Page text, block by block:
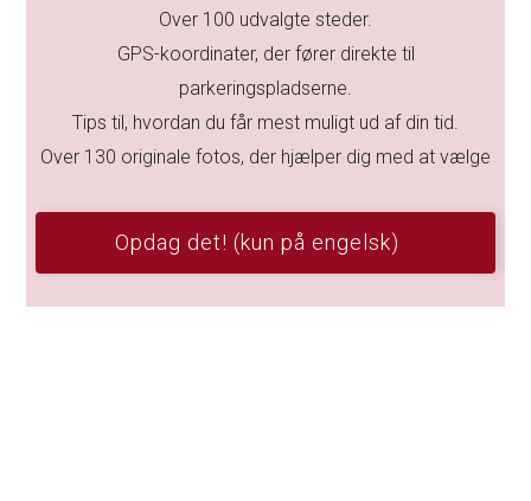
Over 100 udvalgte steder.
GPS-koordinater, der fører direkte til
parkeringspladserne.
Tips til, hvordan du får mest muligt ud af din tid.
Over 130 originale fotos, der hjælper dig med at vælge
Opdag det! (kun på engelsk)